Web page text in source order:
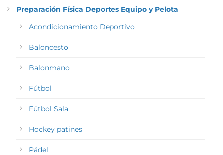
Preparación Física Deportes Equipo y Pelota
Acondicionamiento Deportivo
Baloncesto
Balonmano
Fútbol
Fútbol Sala
Hockey patines
Pádel